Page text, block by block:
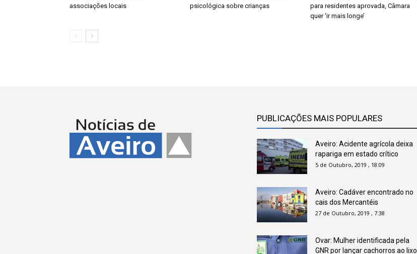
associações locais
psicológica sobre crianças
para residentes aprovada, Câmara
quer ‘ir mais longe’
PUBLICAÇÕES MAIS POPULARES
Aveiro: Acidente agrícola deixa
rapariga em estado crítico
5 de Outubro, 2019 , 18:09
Aveiro: Cadáver encontrado no
cais dos Mercantéis
27 de Outubro, 2019 , 7:38
Ovar: Mulher identificada pela
GNR por lançar cachorros ao lixo